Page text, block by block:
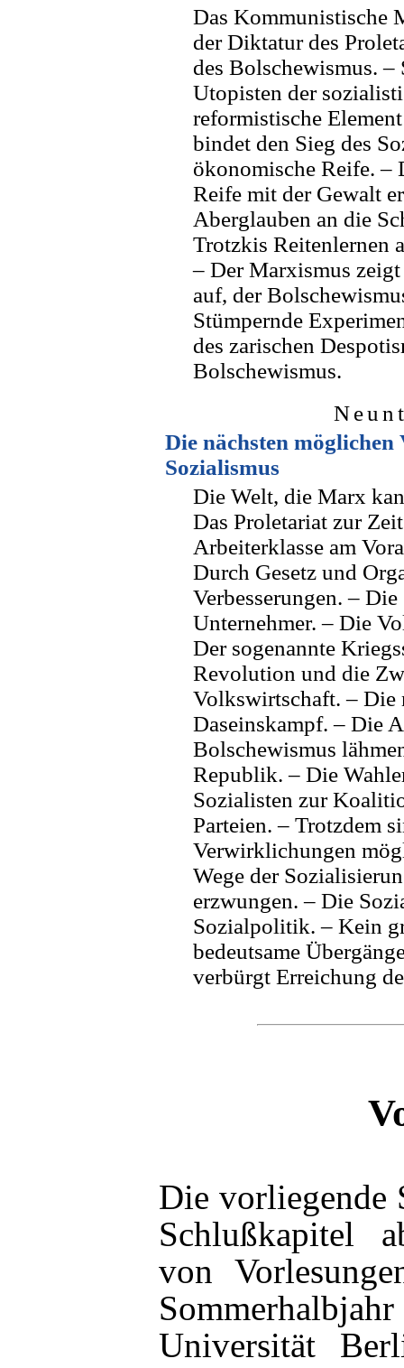
Das Kommunistische
der Diktatur des
des Bolschewismus. –
Utopisten der
reformistische
bindet den Sieg des
ökonomische Reife.
Reife mit der Gewalt
Aberglauben an die
Trotzkis Reitenlernen
– Der Marxismus
auf, der
Stümpernde
des zarischen
Bolschewismus.
Die nächsten
Sozialismus
Die Welt, die Marx
Das Proletariat zur
Arbeiterklasse am
Durch Gesetz und
Verbesserungen. –
Unternehmer. – Die
Der sogenannte
Revolution und die
Volkswirtschaft. – Die
Daseinskampf. – Die
Bolschewismus
Republik. – Die
Sozialisten zur
Parteien. – Trotzdem
Verwirklichungen
Wege der
erzwungen. – Die
Sozialpolitik. – Kein
bedeutsame
verbürgt Erreichung
Die
Schlußkapitel
von
Universität